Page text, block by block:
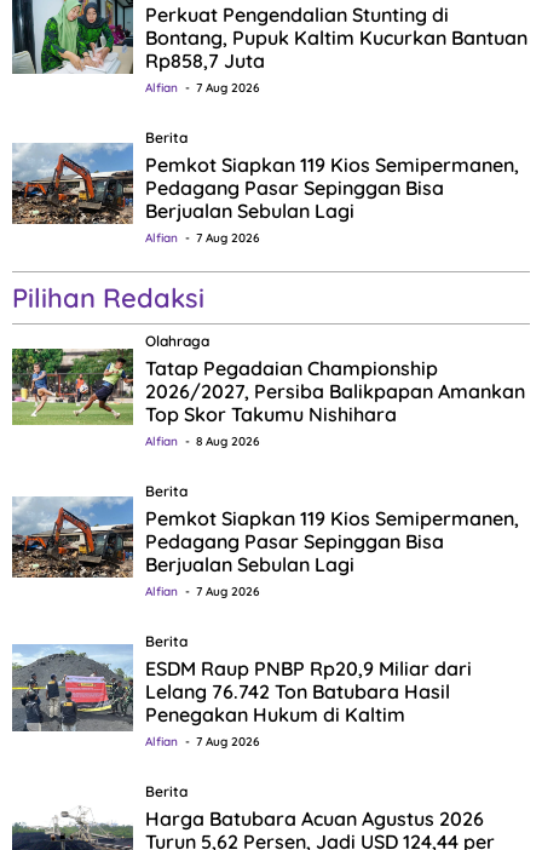
Perkuat Pengendalian Stunting di
Bontang, Pupuk Kaltim Kucurkan Bantuan
Rp858,7 Juta
Alfian 7 Aug 2026
Berita
Pemkot Siapkan 119 Kios Semipermanen,
Pedagang Pasar Sepinggan Bisa
Berjualan Sebulan Lagi
Alfian 7 Aug 2026
Pilihan Redaksi
Olahraga
Tatap Pegadaian Championship
2026/2027, Persiba Balikpapan Amankan
Top Skor Takumu Nishihara
Alfian 8 Aug 2026
Berita
Pemkot Siapkan 119 Kios Semipermanen,
Pedagang Pasar Sepinggan Bisa
Berjualan Sebulan Lagi
Alfian 7 Aug 2026
Berita
ESDM Raup PNBP Rp20,9 Miliar dari
Lelang 76.742 Ton Batubara Hasil
Penegakan Hukum di Kaltim
Alfian 7 Aug 2026
Berita
Harga Batubara Acuan Agustus 2026
Turun 5,62 Persen, Jadi USD 124,44 per